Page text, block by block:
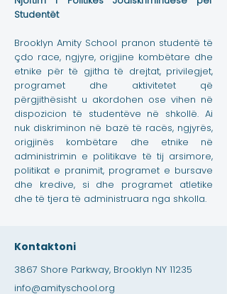
Studentët
Brooklyn Amity School pranon studentë të
çdo race, ngjyre, origjine kombëtare dhe
etnike për të gjitha të drejtat, privilegjet,
programet dhe aktivitetet që
përgjithësisht u akordohen ose vihen në
dispozicion të studentëve në shkollë. Ai
nuk diskriminon në bazë të racës, ngjyrës,
origjinës kombëtare dhe etnike në
administrimin e politikave të tij arsimore,
politikat e pranimit, programet e bursave
dhe kredive, si dhe programet atletike
dhe të tjera të administruara nga shkolla.
Kontaktoni
3867 Shore Parkway, Brooklyn NY 11235
info@amityschool.org